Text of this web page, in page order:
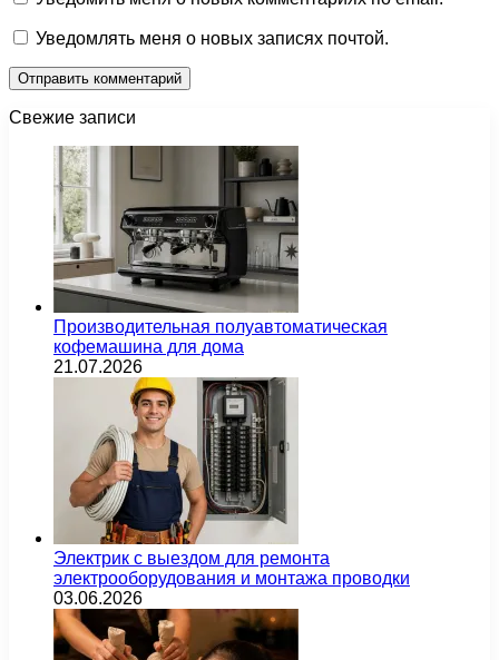
Уведомлять меня о новых записях почтой.
Свежие записи
Производительная полуавтоматическая
кофемашина для дома
21.07.2026
Электрик с выездом для ремонта
электрооборудования и монтажа проводки
03.06.2026